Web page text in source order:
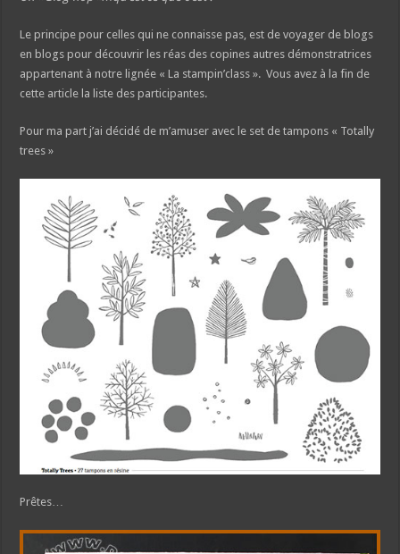
Le principe pour celles qui ne connaisse pas, est de voyager de blogs
en blogspour découvrir les réas des copines autres démonstratrices
appartenant à notre lignée « La stampin’class ». Vous avez à la fin de
cette article la liste des participantes.
Pour ma part j’ai décidé de m’amuser avec le set de tampons « Totally
trees »
Prêtes…